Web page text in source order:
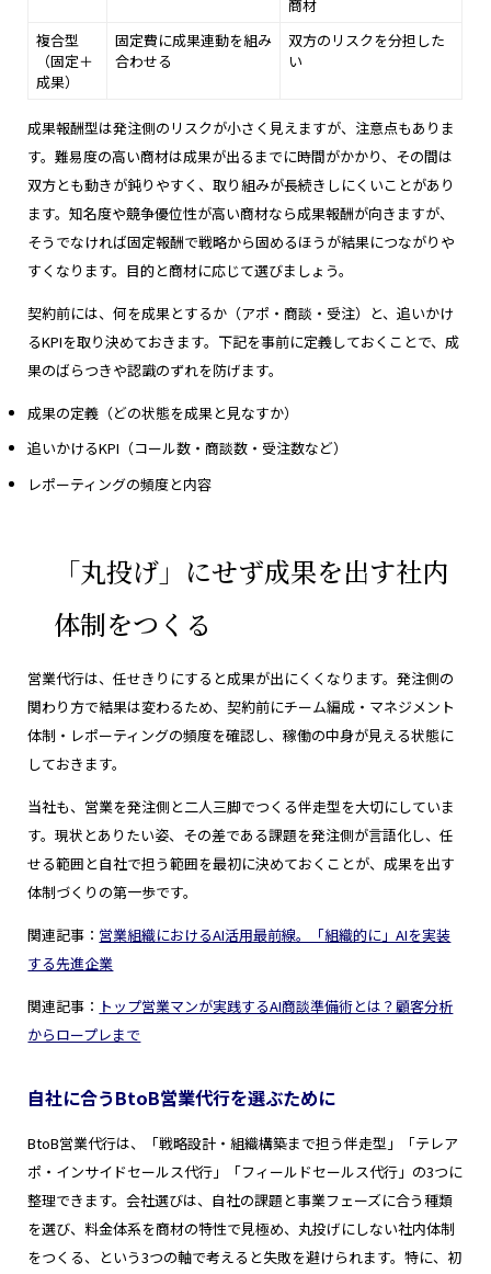
商材
複合型
（固定＋
成果）
固定費に成果連動を組み
合わせる
双方のリスクを分担した
い
成果報酬型は発注側のリスクが小さく見えますが、注意点もありま
す。難易度の高い商材は成果が出るまでに時間がかかり、その間は
双方とも動きが鈍りやすく、取り組みが長続きしにくいことがあり
ます。知名度や競争優位性が高い商材なら成果報酬が向きますが、
そうでなければ固定報酬で戦略から固めるほうが結果につながりや
すくなります。目的と商材に応じて選びましょう。
契約前には、何を成果とするか（アポ・商談・受注）と、追いかけ
るKPIを取り決めておきます。下記を事前に定義しておくことで、成
果のばらつきや認識のずれを防げます。
成果の定義（どの状態を成果と見なすか）
追いかけるKPI（コール数・商談数・受注数など）
レポーティングの頻度と内容
「丸投げ」にせず成果を出す社内
体制をつくる
営業代行は、任せきりにすると成果が出にくくなります。発注側の
関わり方で結果は変わるため、契約前にチーム編成・マネジメント
体制・レポーティングの頻度を確認し、稼働の中身が見える状態に
しておきます。
当社も、営業を発注側と二人三脚でつくる伴走型を大切にしていま
す。現状とありたい姿、その差である課題を発注側が言語化し、任
せる範囲と自社で担う範囲を最初に決めておくことが、成果を出す
体制づくりの第一歩です。
関連記事： 営業組織におけるAI活用最前線。「組織的に」AIを実装
する先進企業
関連記事： トップ営業マンが実践するAI商談準備術とは？顧客分析
からロープレまで
自社に合うBtoB営業代行を選ぶために
BtoB営業代行は、「戦略設計・組織構築まで担う伴走型」「テレア
ポ・インサイドセールス代行」「フィールドセールス代行」の3つに
整理できます。会社選びは、自社の課題と事業フェーズに合う種類
を選び、料金体系を商材の特性で見極め、丸投げにしない社内体制
をつくる、という3つの軸で考えると失敗を避けられます。特に、初